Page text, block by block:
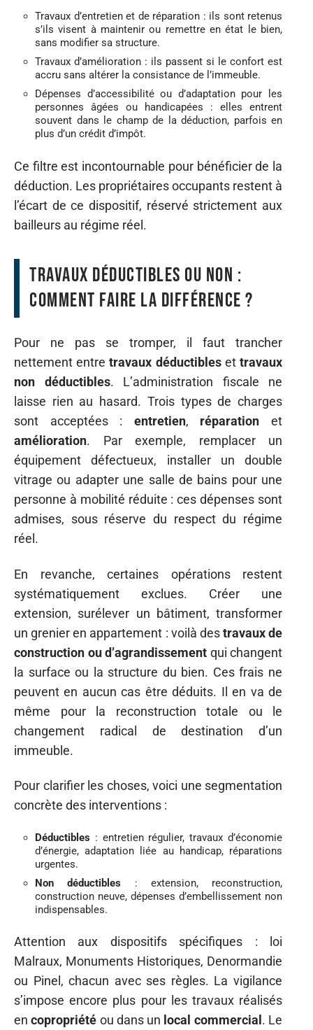
Travaux d’entretien et de réparation : ils sont retenus
s’ils visent à maintenir ou remettre en état le bien,
sans modifier sa structure.
Travaux d’amélioration : ils passent si le confort est
accru sans altérer la consistance de l’immeuble.
Dépenses d’accessibilité ou d’adaptation pour les
personnes âgées ou handicapées : elles entrent
souvent dans le champ de la déduction, parfois en
plus d’un crédit d’impôt.
Ce filtre est incontournable pour bénéficier de la
déduction. Les propriétaires occupants restent à
l’écart de ce dispositif, réservé strictement aux
bailleurs au régime réel.
Travaux déductibles ou non :
comment faire la différence ?
Pour ne pas se tromper, il faut trancher
nettement entretravaux déductiblesettravaux
non déductibles. L’administration fiscale ne
laisse rien au hasard. Trois types de charges
sont acceptées : entretien, réparation et
amélioration. Par exemple, remplacer un
équipement défectueux, installer un double
vitrage ou adapter une salle de bains pour une
personne à mobilité réduite : ces dépenses sont
admises, sous réserve du respect du régime
réel.
En revanche, certaines opérations restent
systématiquement exclues. Créer une
extension, surélever un bâtiment, transformer
un grenier en appartement : voilà destravaux de
construction ou d’agrandissement qui changent
la surface ou la structure du bien. Ces frais ne
peuvent en aucun cas être déduits. Il en va de
même pour la reconstruction totale ou le
changement radical de destination d’un
immeuble.
Pour clarifier les choses, voici une segmentation
concrète des interventions :
Déductibles : entretien régulier, travaux d’économie
d’énergie, adaptation liée au handicap, réparations
urgentes.
Non déductibles : extension, reconstruction,
construction neuve, dépenses d’embellissement non
indispensables.
Attention aux dispositifs spécifiques : loi
Malraux, Monuments Historiques, Denormandie
ou Pinel, chacun avec ses règles. La vigilance
s’impose encore plus pour les travaux réalisés
encopropriété ou dans un local commercial . Le